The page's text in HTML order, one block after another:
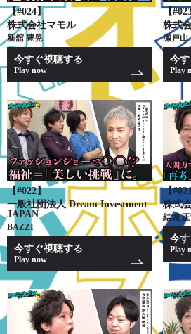
【#024】
株式会社マモル
新舘 豊晃
今すぐ視聴する
Play now
【
株式
瀬戸山
今
Play
【#022】
一般社団法人 Dream Investment
JAPAN
BAZZI
今すぐ視聴する
Play now
【#021
株式
結城
今
Play